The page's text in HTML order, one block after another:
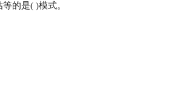
的是( )模式。